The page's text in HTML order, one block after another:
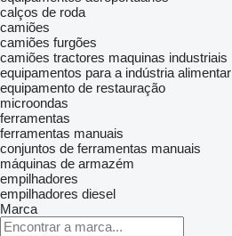
calços de roda
camiões
camiões furgões
camiões tractores maquinas industriais
equipamentos para a indústria alimentar
equipamento de restauração
microondas
ferramentas
ferramentas manuais
conjuntos de ferramentas manuais
máquinas de armazém
empilhadores
empilhadores diesel
Marca